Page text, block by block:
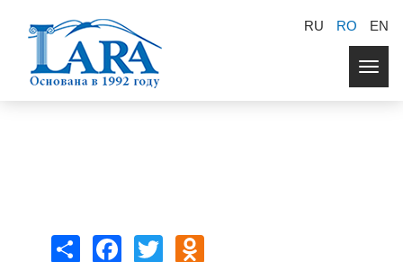
RU RO EN
Share FacebookTwitter